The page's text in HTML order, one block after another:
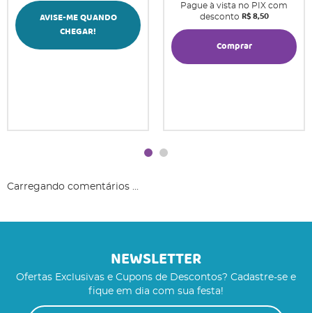
AVISE-ME QUANDO
CHEGAR!
Pague à vista no PIX com
desconto R$ 8,50
Comprar
Carregando comentários ...
NEWSLETTER
Ofertas Exclusivas e Cupons de Descontos? Cadastre-se e
fique em dia com sua festa!